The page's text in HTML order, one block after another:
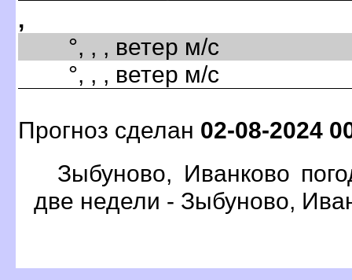
,
°, , , ветер м/с
°, , , ветер м/с
Прогноз сделан 02-08-2024
Зыбуново, Иванково
две недели - Зыбуново,